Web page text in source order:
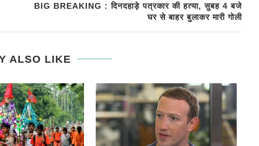
BIG BREAKING : दिनदहाड़े पत्रकार की हत्या, सुबह 4 बजे
घर से बाहर बुलाकर मारी गोली
ALSO LIKE